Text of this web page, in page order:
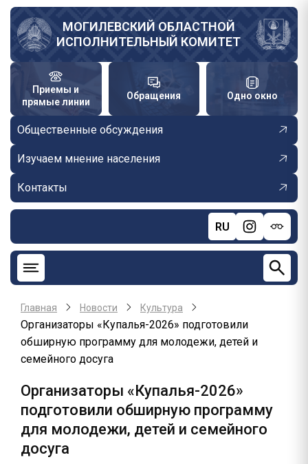
Перейти
основному
содержанию
МОГИЛЕВСКИЙ ОБЛАСТНОЙ
ИСПОЛНИТЕЛЬНЫЙ КОМИТЕТ
Приемы и
прямые линии
Обращения Одно окно
Общественные обсуждения
Изучаем мнение населения
Контакты
RU
Главная Новости Культура
Организаторы «Купалья-2026» подготовили
обширную программу для молодежи, детей и
семейного досуга
Организаторы «Купалья-2026»
подготовили обширную программу
для молодежи, детей и семейного
досуга